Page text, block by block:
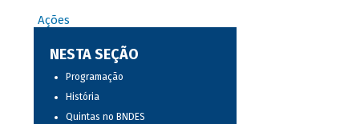
Ações
NESTA SEÇÃO
Programação
História
Quintas no BNDES